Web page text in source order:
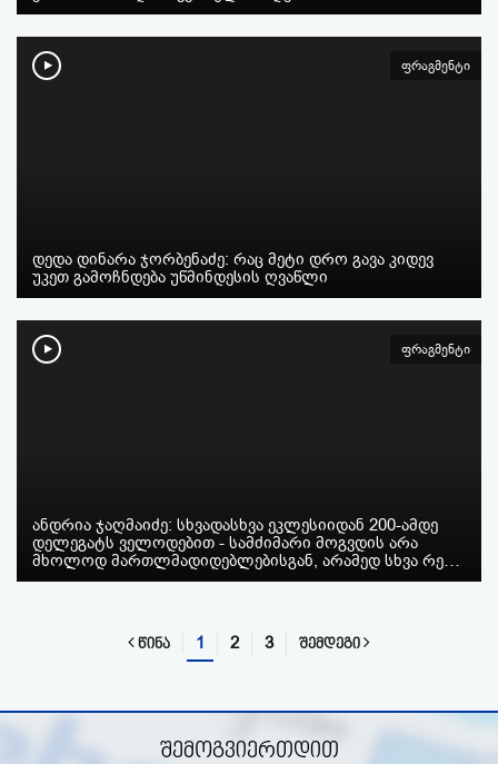
ფრაგმენტი
დედა დინარა ჯორბენაძე: რაც მეტი დრო გავა კიდევ
უკეთ გამოჩნდება უწმინდესის ღვაწლი
ფრაგმენტი
ანდრია ჯაღმაიძე: სხვადასხვა ეკლესიიდან 200-ამდე
დელეგატს ველოდებით - სამძიმარი მოგვდის არა
მხოლოდ მართლმადიდებლებისგან, არამედ სხვა რე…
წინა 1 2 3 შემდეგი
შემოგვიერთდით